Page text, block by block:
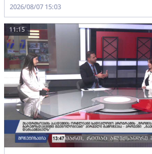
2026/08/07 15:03
11:15